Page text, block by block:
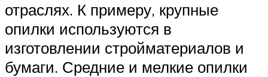
отраслях. К примеру, крупные
опилки используются в
изготовлении стройматериалов и
бумаги. Средние и мелкие опилки